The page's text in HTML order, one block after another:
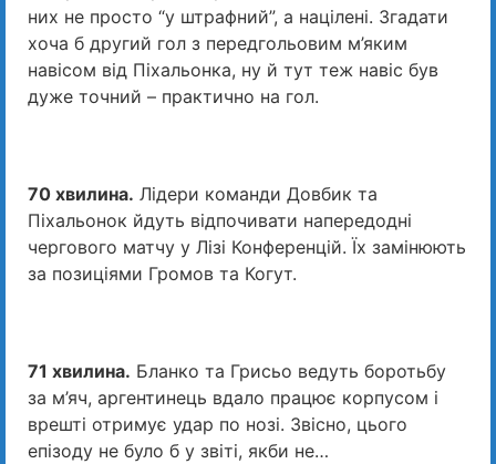
них не просто “у штрафний”, а націлені. Згадати
хоча б другий гол з передгольовим м’яким
навісом від Піхальонка, ну й тут теж навіс був
дуже точний – практично на гол.
70 хвилина. Лідери команди Довбик та
Піхальонок йдуть відпочивати напередодні
чергового матчу у Лізі Конференцій. Їх замінюють
за позиціями Громов та Когут.
71 хвилина. Бланко та Грисьо ведуть боротьбу
за м’яч, аргентинець вдало працює корпусом і
врешті отримує удар по нозі. Звісно, цього
епізоду не було б у звіті, якби не…